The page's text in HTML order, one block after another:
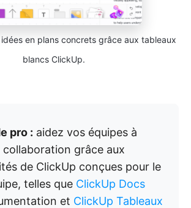
en plans concrets grâce aux tableaux
blancs ClickUp.
pro : aidez vos équipes à
grâce aux
de ClickUp conçues pour le
telles que ClickUp Docs
et ClickUp Tableaux